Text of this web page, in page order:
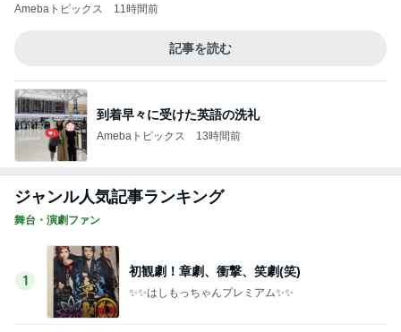
Amebaトピックス 11時間前
記事を読む
到着早々に受けた英語の洗礼
Amebaトピックス 13時間前
ジャンル人気記事ランキング
舞台・演劇ファン
1
初観劇！章劇、衝撃、笑劇(笑)
✨️✨️はしもっちゃんプレミアム✨️✨️